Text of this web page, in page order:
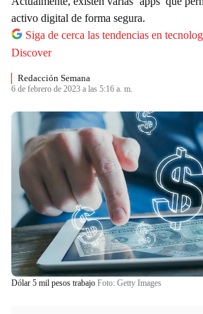
activo digital de forma segura.
Siga de cerca las tendencias en
Discover
Redacción Semana
6 de febrero de 2023 a las 5:16 a. m.
Dólar 5 mil pesos trabajo Foto: Getty Images